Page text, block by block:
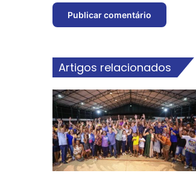
Artigos relacionados